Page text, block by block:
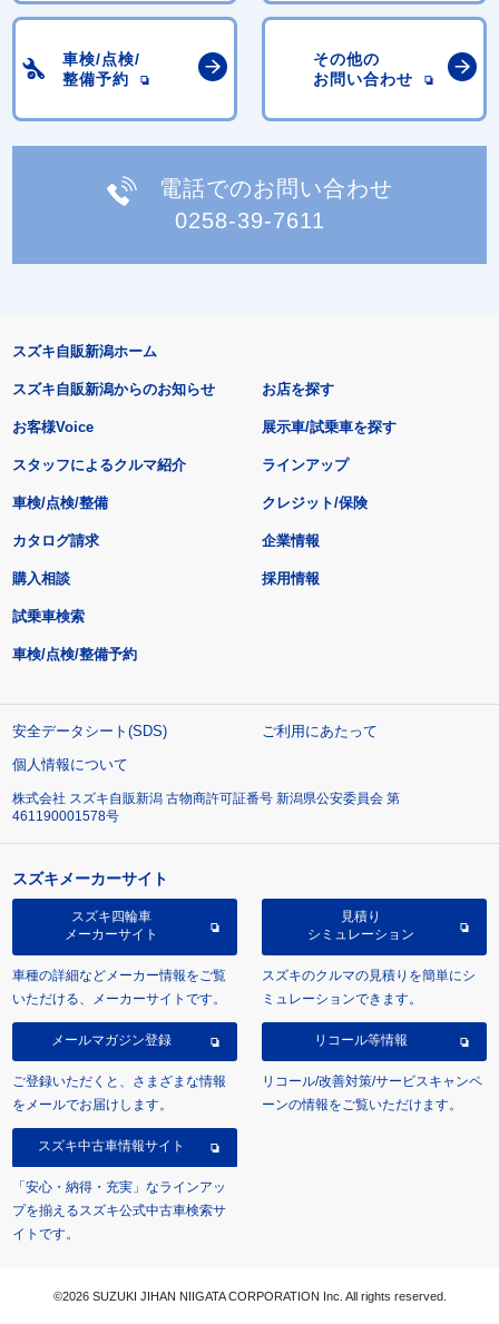
車検/点検/
整備予約
その他の
お問い合わせ
電話でのお問い合わせ
0258-39-7611
スズキ自販新潟ホーム
スズキ自販新潟からのお知らせ
お客様Voice
スタッフによるクルマ紹介
お店を探す
展示車/試乗車を探す
ラインアップ
車検/点検/整備 クレジット/保険
カタログ請求
購入相談
試乗車検索
車検/点検/整備予約
企業情報
採用情報
安全データシート(SDS)
ご利用にあたって
個人情報について
株式会社 スズキ自販新潟 古物商許可証番号 新潟県公安委員会 第
461190001578号
スズキメーカーサイト
スズキ四輪車
メーカーサイト
車種の詳細などメーカー情報をご覧
いただける、メーカーサイトです。
見積り
シミュレーション
スズキのクルマの見積りを簡単にシ
ミュレーションできます。
メールマガジン登録
ご登録いただくと、さまざまな情報
をメールでお届けします。
リコール等情報
リコール/改善対策/サービスキャンペ
ーンの情報をご覧いただけます。
スズキ中古車情報サイト
「安心・納得・充実」なラインアッ
プを揃えるスズキ公式中古車検索サ
イトです。
©2026 SUZUKI JIHAN NIIGATA CORPORATION Inc. All rights reserved.